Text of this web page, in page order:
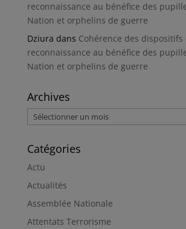
reconnaissance au bénéfice des
Nation et orphelins de guerre
Dziura dans Cohérence des dispositifs
reconnaissance au bénéfice des
Nation et orphelins de guerre
Archives
Archives
Catégories
Actu
Actualités
Assemblée Nationale
Attentats Terrorisme